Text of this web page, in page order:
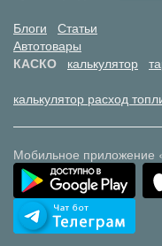
Блоги
Статьи
Автотовары
КАСКО
калькулятор
калькулятор расход
Мобильное приложение